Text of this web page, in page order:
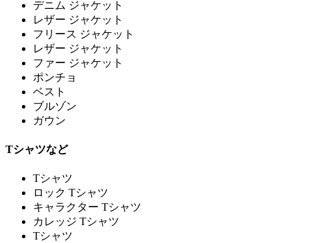
デニム ジャケット
レザー ジャケット
フリース ジャケット
レザー ジャケット
ファー ジャケット
ポンチョ
ベスト
ブルゾン
ガウン
Tシャツなど
Tシャツ
ロック Tシャツ
キャラクター Tシャツ
カレッジ Tシャツ
Tシャツ